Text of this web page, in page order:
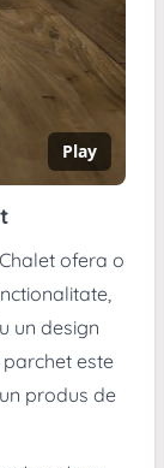
Play
ofera o
un design
este
produs de